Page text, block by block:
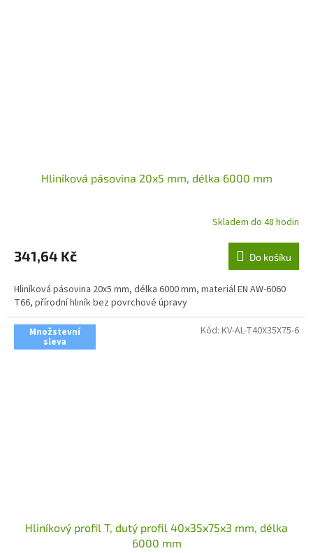
Hliníková pásovina 20x5 mm, délka 6000 mm
Skladem do 48 hodin
341,64 Kč Do košíku
Hliníková pásovina 20x5 mm, délka 6000 mm, materiál EN AW-6060
T66, přírodní hliník bez povrchové úpravy
Množstevní
sleva
Hliníkový profil T, dutý profil 40x35x75x3 mm, délka
6000 mm
Kód: KV-AL-T40X35X75-6